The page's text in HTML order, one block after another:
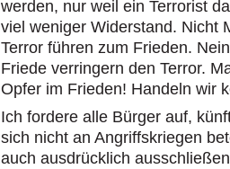
werden, nur weil ein Terrorist
viel weniger Widerstand. Nicht
Terror führen zum Frieden.
Friede verringern den Terror.
Opfer im Frieden! Handeln wir
Ich fordere alle Bürger auf,
sich nicht an Angriffskriegen
auch ausdrücklich